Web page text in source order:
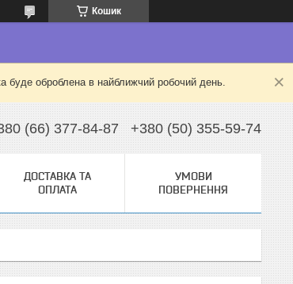
Кошик
буде оброблена в найближчий робочий день.
(66) 377-84-87 +380 (50) 355-59-74
ДОСТАВКА ТА
ОПЛАТА
УМОВИ
ПОВЕРНЕННЯ